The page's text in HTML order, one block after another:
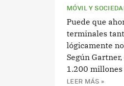
MÓVIL Y
Puede que
terminales
lógicamente
Según
1.200 millones
LEER MÁS »